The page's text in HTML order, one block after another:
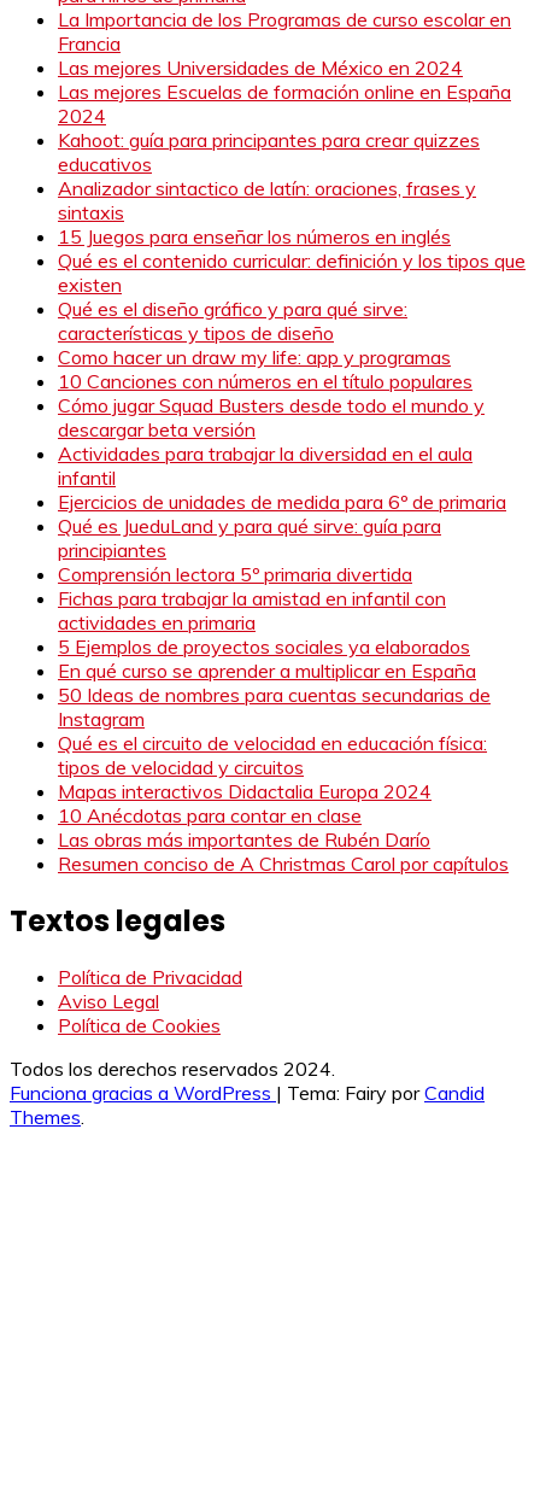
La Importancia de los Programas de curso escolar en
Francia
Las mejores Universidades de México en 2024
Las mejores Escuelas de formación online en España
2024
Kahoot: guía para principantes para crear quizzes
educativos
Analizador sintactico de latín: oraciones, frases y
sintaxis
15 Juegos para enseñar los números en inglés
Qué es el contenido curricular: definición y los tipos que
existen
Qué es el diseño gráfico y para qué sirve:
características y tipos de diseño
Como hacer un draw my life: app y programas
10 Canciones con números en el título populares
Cómo jugar Squad Busters desde todo el mundo y
descargar beta versión
Actividades para trabajar la diversidad en el aula
infantil
Ejercicios de unidades de medida para 6º de primaria
Qué es JueduLand y para qué sirve: guía para
principiantes
Comprensión lectora 5º primaria divertida
Fichas para trabajar la amistad en infantil con
actividades en primaria
5 Ejemplos de proyectos sociales ya elaborados
En qué curso se aprender a multiplicar en España
50 Ideas de nombres para cuentas secundarias de
Instagram
Qué es el circuito de velocidad en educación física:
tipos de velocidad y circuitos
Mapas interactivos Didactalia Europa 2024
10 Anécdotas para contar en clase
Las obras más importantes de Rubén Darío
Resumen conciso de A Christmas Carol por capítulos
Textos legales
Política de Privacidad
Aviso Legal
Política de Cookies
Todos los derechos reservados 2024.
Funciona gracias a WordPress | Tema: Fairy porCandid
Themes.